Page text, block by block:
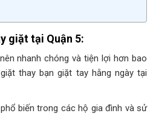
giặt tại Quận 5:
nhanh chóng và tiện lợi hơn bao
thay bạn giặt tay hằng ngày tại
biến trong các hộ gia đình và sử